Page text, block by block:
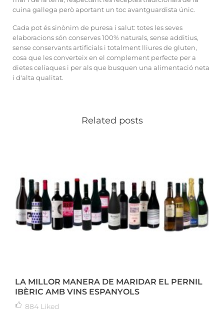
cuina gallega però aportant un toc avantguardista únic.
Cada pot és sinònim de puresa i salut: totes les seves
elaboracions són conserves 100% naturals, sense additius,
sense conservants artificials i totalment lliures de gluten,
cosa que les converteix en el complement perfecte per a
dietes celíaques i per als que busquen una alimentació neta
i d'alta qualitat.
Related posts
LA MILLOR MANERA DE MARIDAR EL PERNIL
IBÈRIC AMB VINS ESPANYOLS
884 Liked